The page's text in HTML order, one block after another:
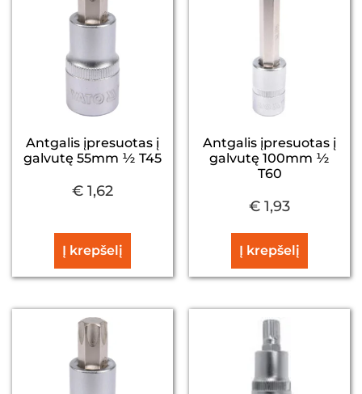
Antgalis įpresuotas į
galvutę 55mm ½ T45
€ 1,62
Į krepšelį
Antgalis įpresuotas į
galvutę 100mm ½
T60
€ 1,93
Į krepšelį